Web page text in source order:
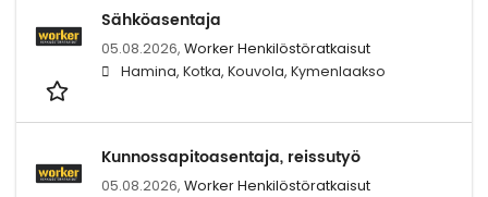
Sähköasentaja
05.08.2026, Worker Henkilöstöratkaisut
Hamina, Kotka, Kouvola, Kymenlaakso
Kunnossapitoasentaja, reissutyö
05.08.2026, Worker Henkilöstöratkaisut